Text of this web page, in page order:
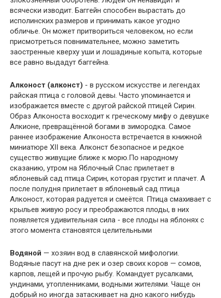
всячески изводит. Баггейн способен вырастать до
исполинских размеров и принимать какое угодно
обличье. Он может притвориться человеком, но если
присмотреться повнимательнее, можно заметить
заостренные кверху уши и лошадиные копыта, которые
все равно выдадут баггейна.
Алконост (алконст) - в русском искусстве и легендах
райская птица с головой девы. Часто упоминается и
изображается вместе с другой райской птицей Сирин.
Образ Алконоста восходит к греческому мифу о девушке
Алкионе, превращённой богами в зимородка. Самое
раннее изображение Алконоста встречается в книжной
миниатюре XII века. Алконст безопасное и редкое
существо живущие ближе к морю.По народному
сказанию, утром на Яблочный Спас прилетает в
яблоневый сад птица Сирин, которая грустит и плачет. А
после полудня прилетает в яблоневый сад птица
Алконост, которая радуется и смеётся. Птица смахивает с
крыльев живую росу и преображаются плоды, в них
появляется удивительная сила - все плоды на яблонях с
этого момента становятся целительными
Водяной — хозяин вод в славянской мифологии.
Водяные пасут на дне рек и озер своих коров — сомов,
карпов, лещей и прочую рыбу. Командует русалками,
ундинами, утопленниками, водными жителями. Чаще он
добрый но иногда затаскивает на дно какого нибудь